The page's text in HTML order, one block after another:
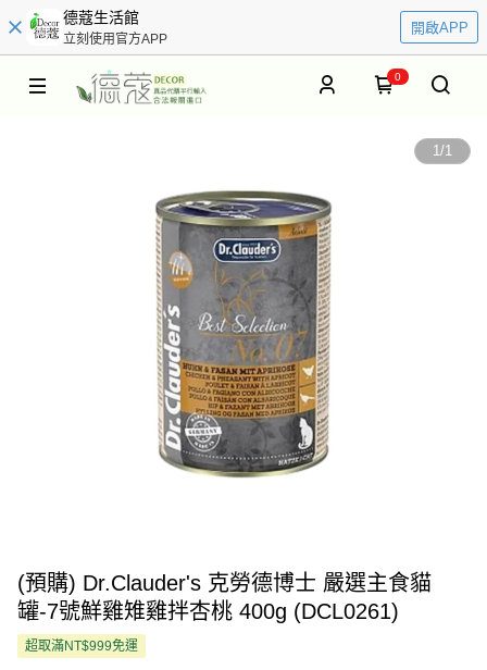
德蔻生活館
立刻使用官方APP
開啟APP
0
1/1
(預購) Dr.Clauder's 克勞德博士 嚴選主食貓
罐-7號鮮雞雉雞拌杏桃 400g (DCL0261)
超取滿NT$999免運